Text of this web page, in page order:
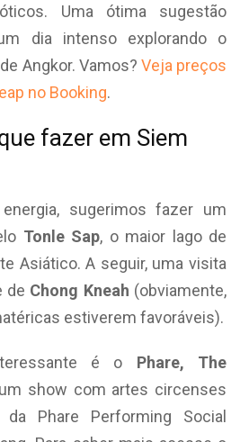
Uma ótima sugestão
dia intenso explorando o
Angkor. Vamos? Veja preços
no Booking.
fazer em Siem
sugerimos fazer um
Tonle Sap, o maior lago de
Asiático. A seguir, uma visita
de Chong Kneah (obviamente,
estiverem favoráveis).
é o Phare, The
show com artes circenses
Phare Performing Social